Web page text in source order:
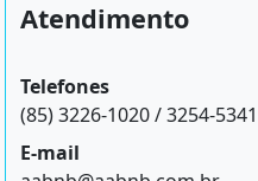
Atendimento
Telefones
(85) 3226-1020 / 3254-5341
E-mail